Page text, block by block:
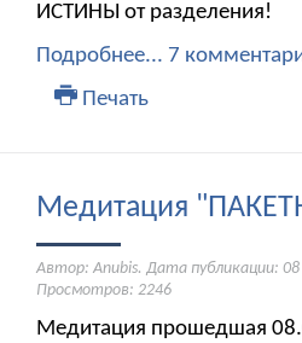
ИСТИНЫ от разделения!
Подробнее... 7
Печать
Медитация
Автор: Anubis. Дата публикации:
Просмотров: 2246
Медитация прошедшая